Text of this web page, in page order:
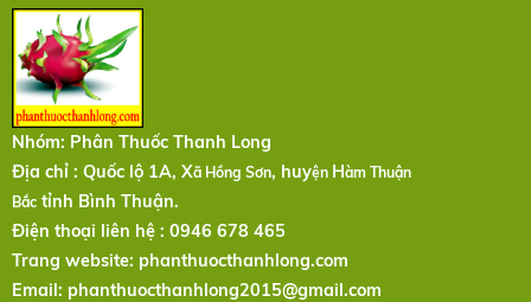
Nhóm: Phân Thuốc Thanh Long
Địa chỉ : Quốc lộ 1A, Xã Hồng Sơn, huyện Hàm Thuận
Bắc tỉnh Bình Thuận.
Điện thoại liên hệ : 0946 678 465
Trang website: phanthuocthanhlong.com
Email: phanthuocthanhlong2015@gmail.com